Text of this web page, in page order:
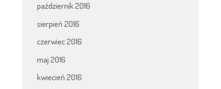
październik 2016
sierpień 2016
czerwiec 2016
maj 2016
kwiecień 2016